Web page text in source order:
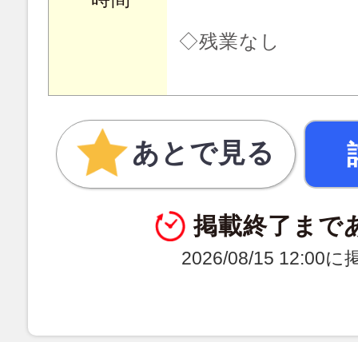
◇残業なし
あとで見る
掲載終了まで
2026/08/15 12:00に